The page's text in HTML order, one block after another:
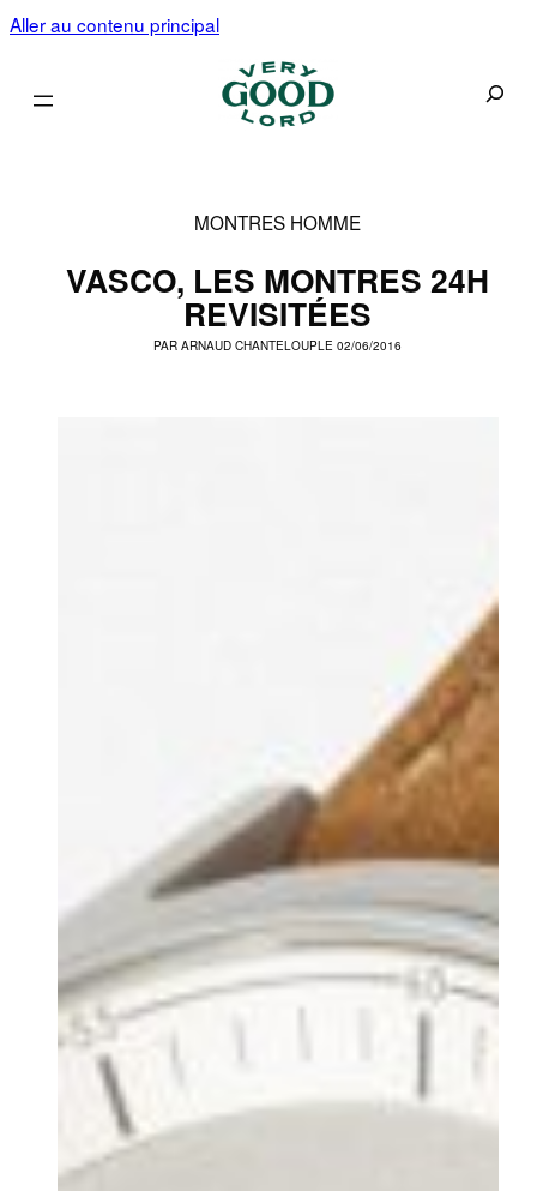
Aller au contenu principal
MONTRES HOMME
VASCO, LES MONTRES 24H
REVISITÉES
PARARNAUD CHANTELOUPLE 02/06/2016